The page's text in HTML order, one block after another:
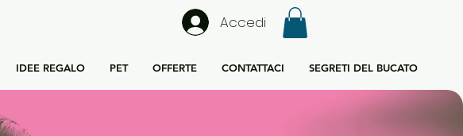
Accedi
IDEE REGALO PET OFFERTE CONTATTACI SEGRETI DEL BUCATO